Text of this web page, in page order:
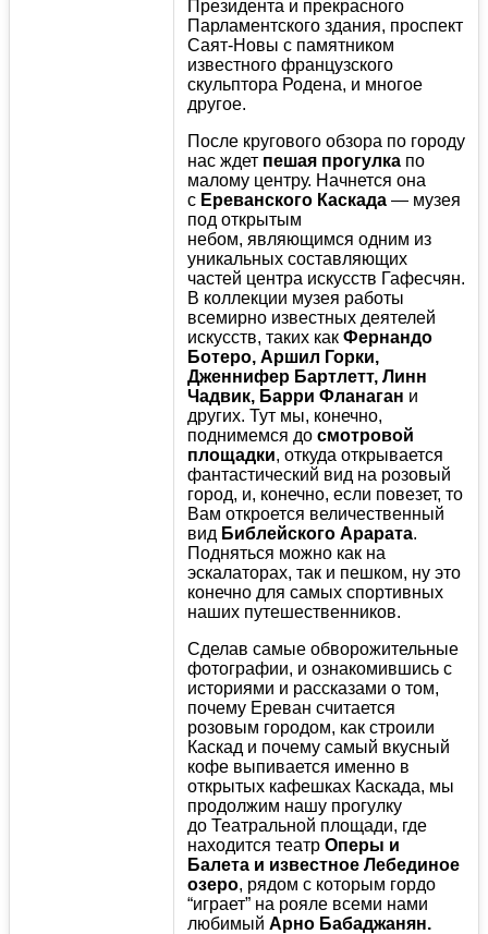
Президента и прекрасного
Парламентского здания, проспект
Саят-Новы с памятником
известного французского
скульптора Родена, и многое
другое.
После кругового обзора по городу
нас ждет пешая прогулка по
малому центру. Начнется она
с Ереванского Каскада — музея
под открытым
небом, являющимся одним из
уникальных составляющих
частей центра искусств Гафесчян.
В коллекции музея работы
всемирно известных деятелей
искусств, таких как Фернандо
Ботеро, Аршил Горки,
Дженнифер Бартлетт, Линн
Чадвик, Барри Фланаган и
других. Тут мы, конечно,
поднимемся до смотровой
площадки, откуда открывается
фантастический вид на розовый
город, и, конечно, если повезет, то
Вам откроется величественный
вид Библейского Арарата.
Подняться можно как на
эскалаторах, так и пешком, ну это
конечно для самых спортивных
наших путешественников.
Сделав самые обворожительные
фотографии, и ознакомившись с
историями и рассказами о том,
почему Ереван считается
розовым городом, как строили
Каскад и почему самый вкусный
кофе выпивается именно в
открытых кафешках Каскада, мы
продолжим нашу прогулку
до Театральной площади, где
находится театр Оперы и
Балета и известное Лебединое
озеро, рядом с которым гордо
“играет” на рояле всеми нами
любимый Арно Бабаджанян.